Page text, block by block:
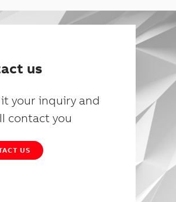
us
your inquiry and
contact you
US